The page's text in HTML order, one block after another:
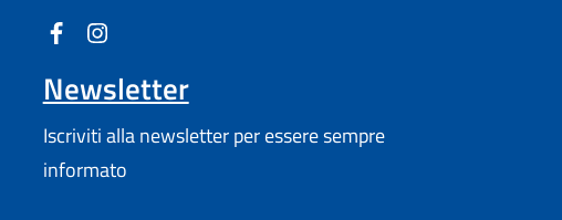
in un'altra scheda).
Newsletter
Iscriviti alla newsletter per essere sempre
informato